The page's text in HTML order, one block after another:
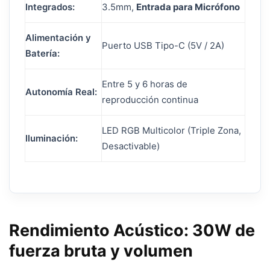
Integrados:
3.5mm, Entrada para Micrófono
Alimentación y
Batería:
Puerto USB Tipo-C (5V / 2A)
Autonomía Real:
Entre 5 y 6 horas de
reproducción continua
Iluminación:
LED RGB Multicolor (Triple Zona,
Desactivable)
Rendimiento Acústico: 30W de
fuerza bruta y volumen